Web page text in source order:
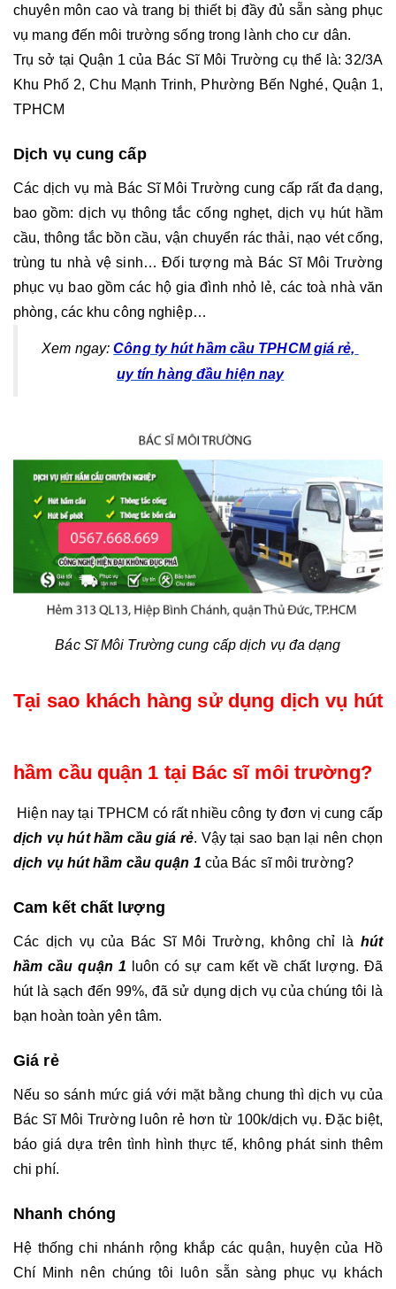
chuyên môn cao và trang bị thiết bị đầy đủ sẵn sàng phục
vụ mang đến môi trường sống trong lành cho cư dân.
Trụ sở tại Quận 1 của Bác Sĩ Môi Trường cụ thể là: 32/3A
Khu Phố 2, Chu Mạnh Trinh, Phường Bến Nghé, Quận 1,
TPHCM
Dịch vụ cung cấp
Các dịch vụ mà Bác Sĩ Môi Trường cung cấp rất đa dạng,
bao gồm: dịch vụ thông tắc cống nghẹt, dịch vụ hút hầm
cầu, thông tắc bồn cầu, vận chuyển rác thải, nạo vét cống,
trùng tu nhà vệ sinh… Đối tượng mà Bác Sĩ Môi Trường
phục vụ bao gồm các hộ gia đình nhỏ lẻ, các toà nhà văn
phòng, các khu công nghiệp…
Xem ngay: Công ty hút hầm cầu TPHCM giá rẻ,
uy tín hàng đầu hiện nay
Bác Sĩ Môi Trường cung cấp dịch vụ đa dạng
Tại sao khách hàng sử dụng dịch vụ hút
hầm cầu quận 1 tại Bác sĩ môi trường?
dịch vụ hút hầm cầu giá rẻ
dịch vụ hút hầm cầu quận 1 của Bác sĩ môi trường?
Cam kết chất lượng
Các dịch vụ của Bác Sĩ Môi Trường, không chỉ là hút
hầm cầu quận 1 luôn có sự cam kết về chất lượng. Đã
hút là sạch đến 99%, đã sử dụng dịch vụ của chúng tôi là
bạn hoàn toàn yên tâm.
Giá rẻ
Nếu so sánh mức giá với mặt bằng chung thì dịch vụ của
Bác Sĩ Môi Trường luôn rẻ hơn từ 100k/dịch vụ. Đặc biệt,
báo giá dựa trên tình hình thực tế, không phát sinh thêm
chi phí.
Nhanh chóng
Hệ thống chi nhánh rộng khắp các quận, huyện của Hồ
Chí Minh nên chúng tôi luôn sẵn sàng phục vụ khách